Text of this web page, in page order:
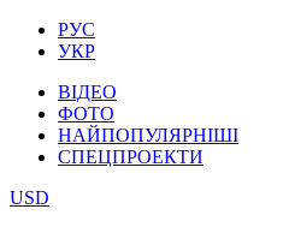
РУС
УКР
ВІДЕО
ФОТО
НАЙПОПУЛЯРНІШІ
СПЕЦПРОЕКТИ
USD